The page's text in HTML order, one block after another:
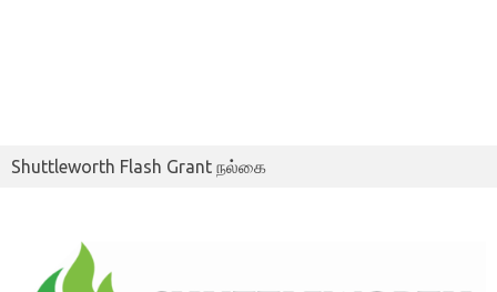
Shuttleworth Flash Grant நல்கை